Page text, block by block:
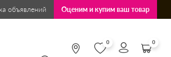
объявлений Оценим и купим ваш товар
0 0